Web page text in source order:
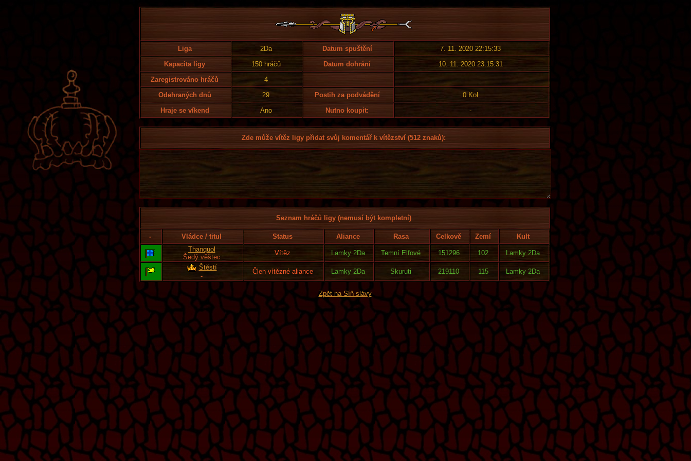
Liga 2Da Datum spuštění
7. 11. 2020 22:15:33
Kapacita ligy
150 hráčů Datum dohrání
10. 11. 2020 23:15:31
Zaregistrováno hráčů
4
Odehraných dnů
29 Postih za podvádění
0 Kol
Hraje se víkend
Ano Nutno koupit: -
Zde může vítěz ligy přidat svůj komentář k vítězství (512 znaků):
Seznam hráčů ligy (nemusí být kompletní)
- Vládce / titul Status Aliance Rasa Celkově Zemí
Kult
Thanquol
Šedý věštec
Vítěz Lamky 2Da Temní Elfové 151296 102
Lamky 2Da
Štěstí
-
Člen vítězné aliance Lamky 2Da Skuruti 219110 115 Lamky 2Da
Zpět na Síň slávy